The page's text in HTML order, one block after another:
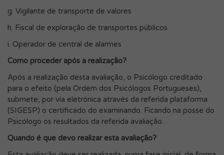
g. Vigilante de transporte de valores
h. Fiscal de exploração de transportes públicos
i. Operador de central de alarmes
Como proceder após a realização?
Após a realização desta avaliação, o Psicólogo creditado
para o efeito (pela Ordem dos Psicólogos Portugueses),
submete, por via eletrónica através da referida plataforma
(SIGESP) o certificado do examinando. Ficando na posse do
Psicólogo os resultados da referida avaliação.
Quando é que devo realizar esta avaliação?